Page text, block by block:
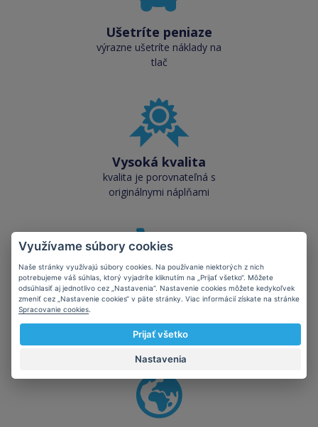
Ušetríte peniaze
výrazne ušetríte náklady na
tlač
Vysoká kvalita
kvalita je porovnateľná s
originálnymi náplňami
Skladom takmer
všetko
cez 50 000 skladových
zásob pre okamžitý odber
Využívame súbory cookies
Naše stránky využívajú súbory cookies. Na používanie niektorých z nich
potrebujeme váš súhlas, ktorý vyjadríte kliknutím na „Prijať všetko“. Môžete
odsúhlasiť aj jednotlivo cez „Nastavenia“. Nastavenie cookies môžete kedykoľvek
zmeniť cez „Nastavenie cookies“ v päte stránky. Viac informácií získate na stránke
Spracovanie cookies
Prijať všetko
Nastavenia